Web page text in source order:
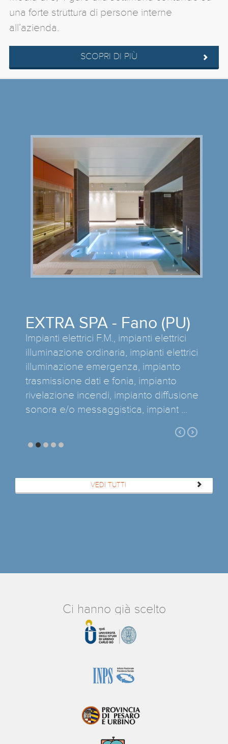
una forte struttura di persone interne
all’azienda.
SCOPRI DI PIÙ
EXTRA SPA - Fano (PU)
Impianti elettrici F.M., impianti elettrici
illuminazione ordinaria, impianti elettrici
illuminazione emergenza, impianto
trasmissione dati e fonia, impianto
rivelazione incendi, impianto diffusione
sonora e/o messaggistica, impiant ...
VEDI TUTTI
Ci hanno già scelto